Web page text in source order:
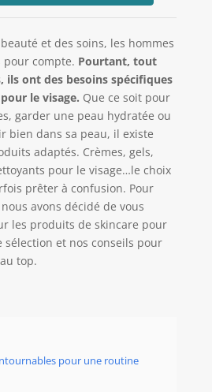
et des soins, les hommes
pour compte. Pourtant, tout
ils ont des besoins spécifiques
le visage. Que ce soit pour
garder une peau hydratée ou
bien dans sa peau, il existe
adaptés. Crèmes, gels,
pour le visage…le choix
prêter à confusion. Pour
avons décidé de vous
les produits de skincare pour
sélection et nos conseils pour
top.
pour une routine